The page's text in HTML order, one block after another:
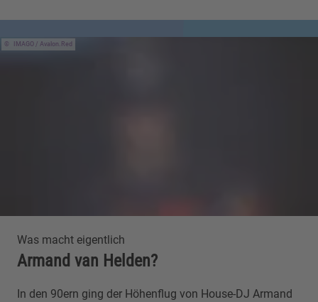
IMAGO / Avalon.Red
Was macht eigentlich
Armand van Helden?
In den 90ern ging der Höhenflug von House-DJ Armand